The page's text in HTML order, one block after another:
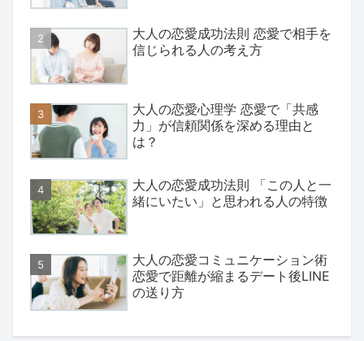
大人の恋愛成功法則 恋愛で相手を
信じられる人の考え方
大人の恋愛心理学 恋愛で「共感
力」が信頼関係を深める理由と
は？
大人の恋愛成功法則 「この人と一
緒にいたい」と思われる人の特徴
大人の恋愛コミュニケーション術
恋愛で距離が縮まるデート後LINE
の送り方